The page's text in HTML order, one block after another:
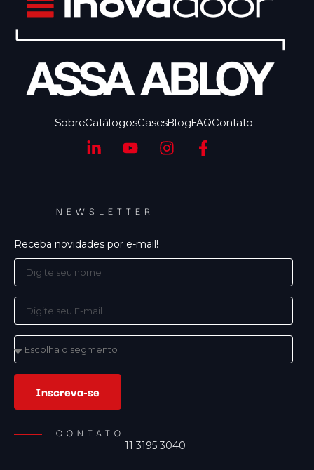
SobreCatálogosCasesBlogFAQContato
NEWSLETTER
Receba novidades por e-mail!
Inscreva-se
CONTATO
11 3195 3040